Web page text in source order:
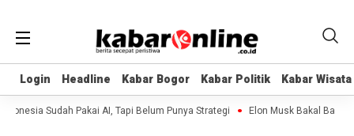
Login Headline Kabar Bogor Kabar Politik Kabar Wisata
Login Headline Kabar Bogor Kabar Politik Kabar Wisata
Sudah Pakai AI, Tapi Belum Punya Strategi Elon Musk Bakal Bangun